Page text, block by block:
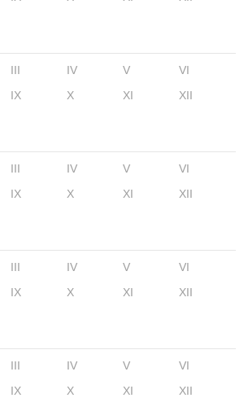
III IV V
VI
IX X XI XII
III IV V
VI
IX X XI XII
III IV V
VI
IX X XI XII
III IV V
VI
IX X XI XII